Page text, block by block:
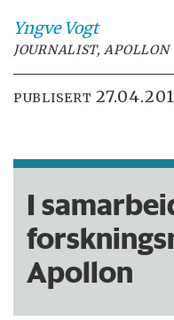
Yngve Vogt
JOURNALIST, APOLLON
PUBLISERT
I
Apollon